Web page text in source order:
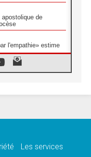
de
l'empathie» estime
s'achète pas avec
Les services